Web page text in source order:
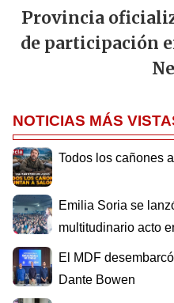
Provincia
de participación
NOTICIAS MÁS
Todos los cañones
Emilia Soria se
multitudinario acto
El MDF
Dante Bowen